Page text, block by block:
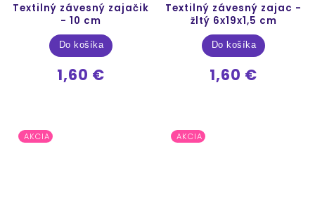
Textilný závesný zajačik
- 10 cm
1,60 €
Do košíka
Textilný závesný zajac -
žltý 6x19x1,5 cm
1,60 €
Do košíka
AKCIA AKCIA